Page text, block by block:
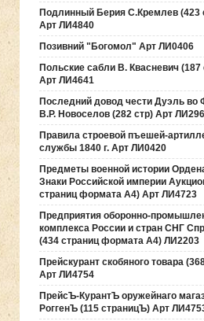
Подлинный Берия С.Кремлев (423
Арт ЛИ4840
Позивний "Богомол" Арт ЛИ0406
Польские сабли В. Квасневич (187
Арт ЛИ4641
Последний довод чести Дуэль во
В.Р. Новоселов (282 стр) Арт ЛИ296
Правила строевой пъешей-
службы 1840 г. Арт ЛИ0420
Предметы военной истории
Знаки Российской империи
страниц формата А4) Арт ЛИ4723
Предприятия оборонно-
комплекса России и стран СНГ
(434 страниц формата А4) ЛИ2203
Прейскурант скобяного товара
Арт ЛИ4754
ПрейсЪ-КурантЪ оружейнаго
РоггенЪ (115 страницЪ) Арт